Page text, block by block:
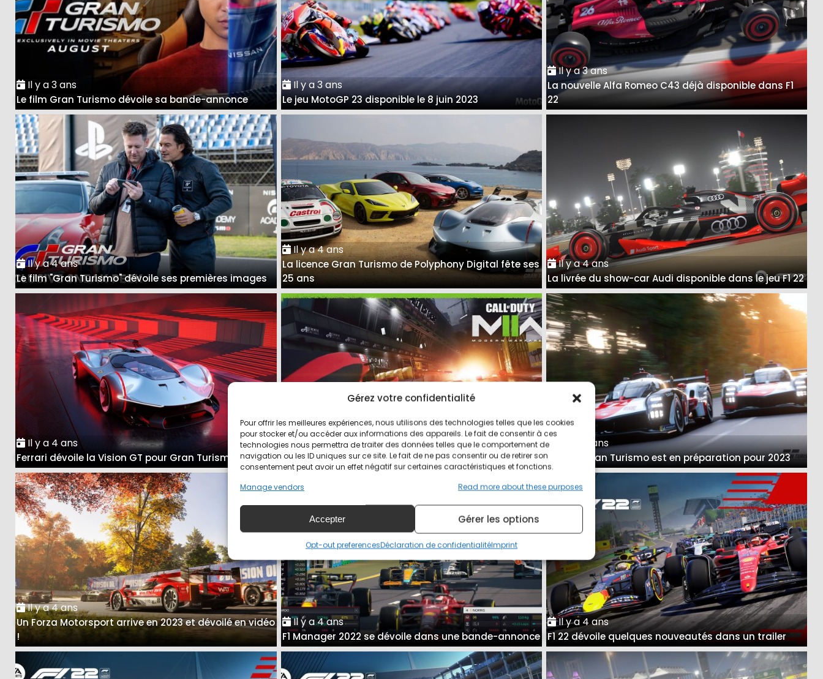
Gérez votre confidentialité
Pour offrir les meilleures expériences, nous utilisons des technologies telles que les cookies
pour stocker et/ou accéder aux informations des appareils. Le fait de consentir à ces
technologies nous permettra de traiter des données telles que le comportement de
navigation ou les ID uniques sur ce site. Le fait de ne pas consentir ou de retirer son
consentement peut avoir un effet négatif sur certaines caractéristiques et fonctions.
Manage vendors
Read more about these purposes
Accepter Gérer les options
Opt-out preferencesDéclaration de confidentialitéImprint
Il y a 3 ans
Le film Gran Turismo dévoile sa bande-annonce
Il y a 3 ans
Le jeu MotoGP 23 disponible le 8 juin 2023
Il y a 3 ans
La nouvelle Alfa Romeo C43 déjà disponible dans F1
22
Il y a 4 ans
Le film "Gran Turismo" dévoile ses premières images
Il y a 4 ans
La licence Gran Turismo de Polyphony Digital fête ses
25 ans
Il y a 4 ans
La livrée du show-car Audi disponible dans le jeu F1 22
Il y a 4 ans
Ferrari dévoile la Vision GT pour Gran Turismo 7
Il y a 4 ans
Le tracé de Singapour jouable dans Call of Duty :
Modern Warfare II
Il y a 4 ans
Un film Gran Turismo est en préparation pour 2023
Il y a 4 ans
Un Forza Motorsport arrive en 2023 et dévoilé en vidéo
!
Il y a 4 ans
F1 Manager 2022 se dévoile dans une bande-annonce
Il y a 4 ans
F1 22 dévoile quelques nouveautés dans un trailer